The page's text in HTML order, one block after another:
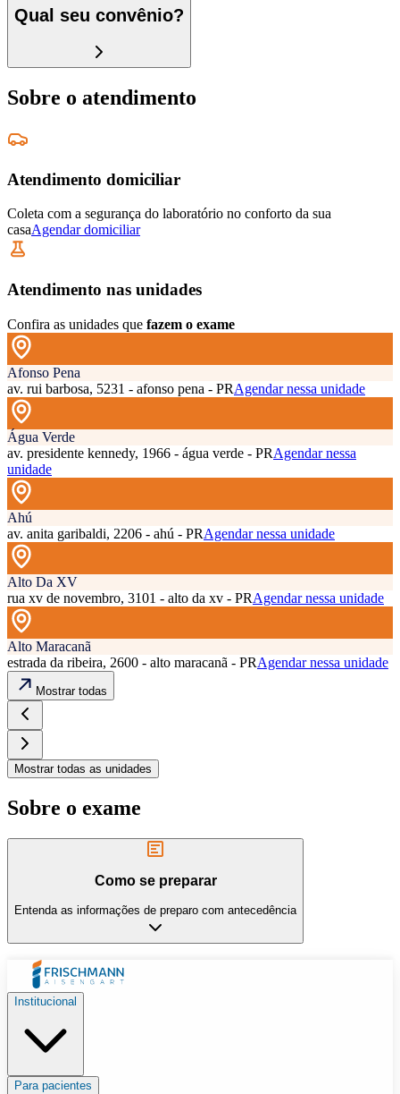
Qual seu convênio?
Sobre o atendimento
Atendimento domiciliar
Coleta com a segurança do laboratório no conforto da sua
casaAgendar domiciliar
Atendimento nas unidades
Confira as unidades que fazem o exame
Afonso Pena
av. rui barbosa, 5231 - afonso pena - PRAgendar nessa unidade
Água Verde
av. presidente kennedy, 1966 - água verde - PRAgendar nessa
unidade
Ahú
av. anita garibaldi, 2206 - ahú - PRAgendar nessa unidade
Alto Da XV
rua xv de novembro, 3101 - alto da xv - PRAgendar nessa unidade
Alto Maracanã
estrada da ribeira, 2600 - alto maracanã - PRAgendar nessa unidade
Mostrar todas
Mostrar todas as unidades
Sobre o exame
Como se preparar
Entenda as informações de preparo com antecedência
Institucional
Para pacientes